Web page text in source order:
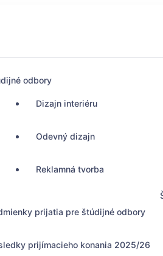
odbory
Dizajn interiéru
Odevný dizajn
Reklamná tvorba
prijatia pre štúdijné odbory
prijímacieho konania 2025/26